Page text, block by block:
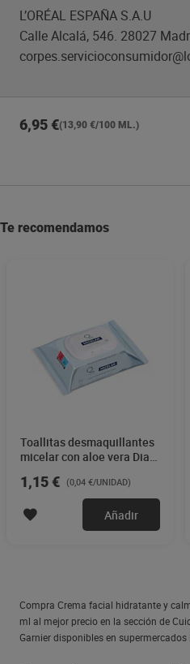
L’ORÉAL ESPAÑA S.A.U
Calle Alcalá, 546. 28027
6,95 €(13,90 €/100 ML.)
Te recomendamos
Toallitas desmaquillantes
micelar con aloe vera Dia
1,15 € (0,04 €/UNIDAD)
Añadir
Compra Crema facial hidratante y
ml al mejor precio en la sección de
Garnier disponibles en supermercados